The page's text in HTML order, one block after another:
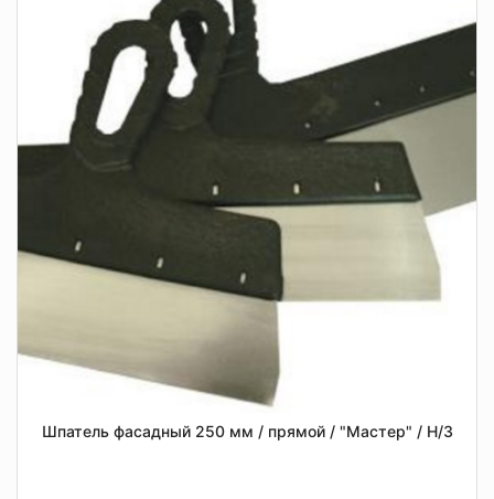
Шпатель фасадный 250 мм / прямой / "Мастер" / Н/З